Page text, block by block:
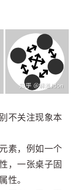
不关注现象本
素，例如一个
，一张桌子固
性。